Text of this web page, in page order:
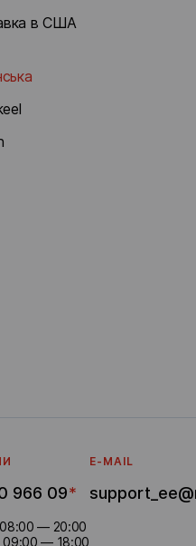
в США
966 09*
— 20:00
— 18:00
E-MAIL